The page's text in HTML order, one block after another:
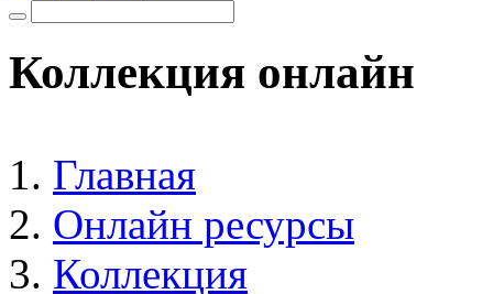
Коллекция онлайн
Главная
Онлайн ресурсы
Коллекция